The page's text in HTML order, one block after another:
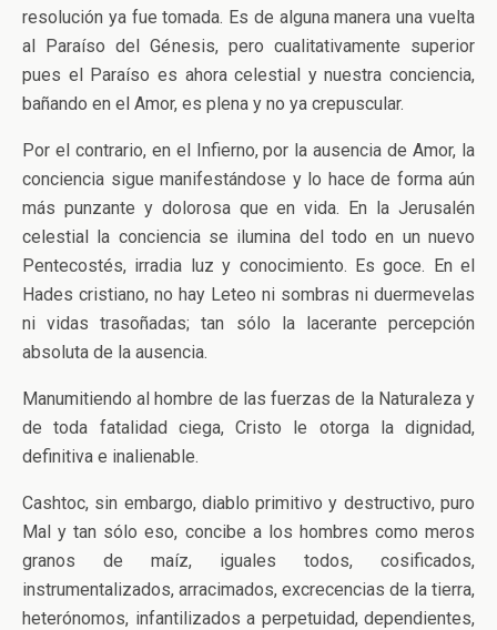
resolución ya fue tomada. Es de alguna manera una vuelta
al Paraíso del Génesis, pero cualitativamente superior
pues el Paraíso es ahora celestial y nuestra conciencia,
bañando en el Amor, es plena y no ya crepuscular.
Por el contrario, en el Infierno, por la ausencia de Amor, la
conciencia sigue manifestándose y lo hace de forma aún
más punzante y dolorosa que en vida. En la Jerusalén
celestial la conciencia se ilumina del todo en un nuevo
Pentecostés, irradia luz y conocimiento. Es goce. En el
Hades cristiano, no hay Leteo ni sombras ni duermevelas
ni vidas trasoñadas; tan sólo la lacerante percepción
absoluta de la ausencia.
Manumitiendo al hombre de las fuerzas de la Naturaleza y
de toda fatalidad ciega, Cristo le otorga la dignidad,
definitiva e inalienable.
Cashtoc, sin embargo, diablo primitivo y destructivo, puro
Mal y tan sólo eso, concibe a los hombres como meros
granos de maíz, iguales todos, cosificados,
instrumentalizados, arracimados, excrecencias de la tierra,
heterónomos, infantilizados a perpetuidad, dependientes,